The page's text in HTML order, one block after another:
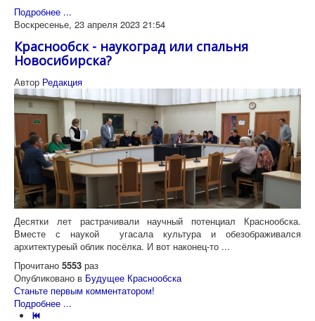
Подробнее ...
Воскресенье, 23 апреля 2023 21:54
Краснообск - наукоград или спальня
Новосибирска?
Автор Редакция
Десятки лет растрачивали научный потенциал Краснообска.
Вместе с наукой угасала культура и обезображивался
архитектуреый облик посёлка. И вот наконец-то ...
Прочитано 5553 раз
Опубликовано в Будущее Краснообска
Станьте первым комментатором!
Подробнее ...